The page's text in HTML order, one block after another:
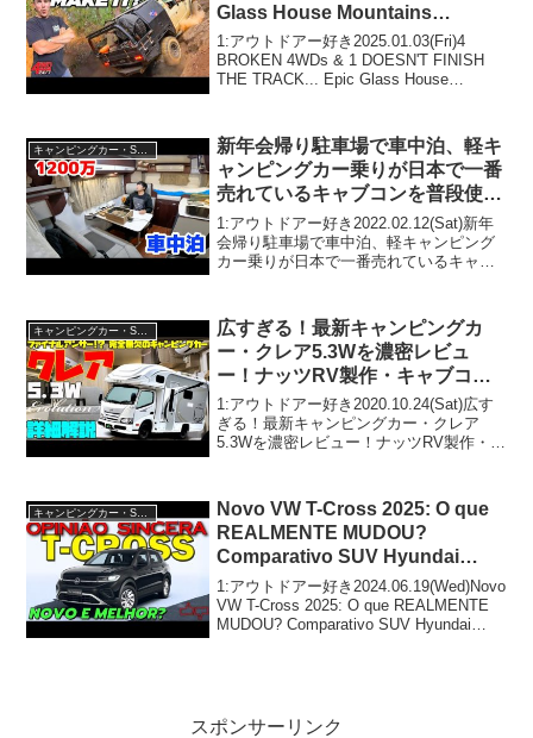
Glass House Mountains
CARNAGE!
1:アウトドアー好き2025.01.03(Fri)4
BROKEN 4WDs & 1 DOESN'T FINISH
THE TRACK... Epic Glass House
新年会帰り駐車場で車中泊、軽キ
ャンピングカー乗りが日本で一番
売れているキャブコンを普段使
い。ボディ断熱22mmと35mm違
いを検証【ナッツRV クレア】
1:アウトドアー好き2022.02.12(Sat)新年
会帰り駐車場で車中泊、軽キャンピング
カー乗りが日本で一番売れているキャブ
て人気で話題らしいぞ、見逃さない
で！...
キャンピングカー・SUV人気車種
広すぎる！最新キャンピングカ
ー・クレア5.3Wを濃密レビュ
ー！ナッツRV製作・キャブコン
バージョンのフラッグシップ！ト
ヨタ・カムロードベースの超本格
派！道の駅巡りや車中泊の旅に最
1:アウトドアー好き2020.10.24(Sat)広す
ぎる！最新キャンピングカー・クレア
5.3Wを濃密レビュー！ナッツRV製作・キ
道の駅巡りや車中泊の旅に最強の相棒！
っ...
Novo VW T-Cross 2025: O que
REALMENTE MUDOU?
Comparativo SUV Hyundai
CRETA, GM Tracker, Nissan
KICKS
1:アウトドアー好き2024.06.19(Wed)Novo
VW T-Cross 2025: O que REALMENTE
MUDOU? Comparativo SUV Hyundai
スポンサーリンク